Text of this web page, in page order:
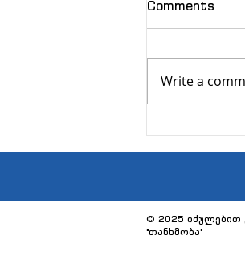
Comments
Write a
© 2025
"თანხმობა"